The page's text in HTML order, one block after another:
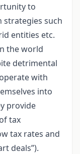
to
strategies such
entities etc.
the world
detrimental
with
into
provide
tax
tax rates and
deals”).